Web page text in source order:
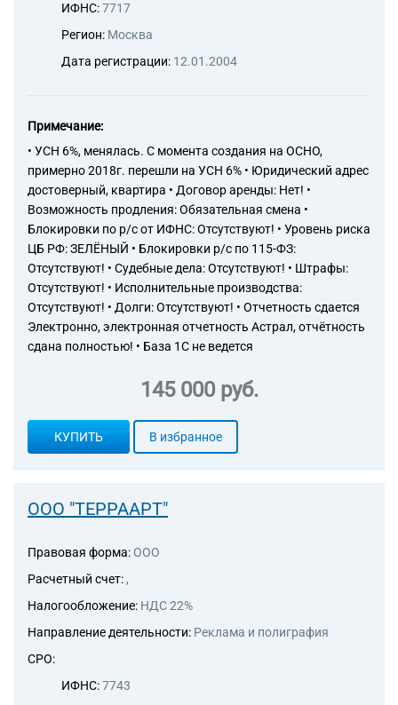
ИФНС:7717
Регион: Москва
Дата регистрации: 12.01.2004
Примечание:
• УСН 6%, менялась. С момента создания на ОСНО,
примерно 2018г. перешли на УСН 6% • Юридический адрес
достоверный, квартира • Договор аренды: Нет! •
Возможность продления: Обязательная смена •
Блокировки по р/с от ИФНС: Отсутствуют! • Уровень риска
ЦБ РФ: ЗЕЛЁНЫЙ • Блокировки р/с по 115-ФЗ:
Отсутствуют! • Судебные дела: Отсутствуют! • Штрафы:
Отсутствуют! • Исполнительные производства:
Отсутствуют! • Долги: Отсутствуют! • Отчетность сдается
Электронно, электронная отчетность Астрал, отчётность
сдана полностью! • База 1С не ведется
145 000 руб.
КУПИТЬ В избранное
ООО "ТЕРРААРТ"
Правовая форма: ООО
Расчетный счет: ,
Налогообложение: НДС 22%
Направление деятельности: Реклама и полиграфия
СРО:
ИФНС:7743